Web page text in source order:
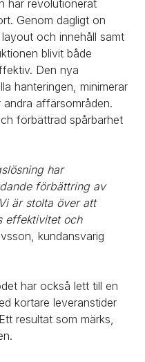
har revolutionerat
Genom dagligt on
och innehåll samt
blivit både
Den nya
hanteringen, minimerar
affärsområden.
förbättrad spårbarhet
har
förbättring av
är stolta över att
effektivitet och
kundansvarig
har också lett till en
kortare leveranstider
resultat som märks,